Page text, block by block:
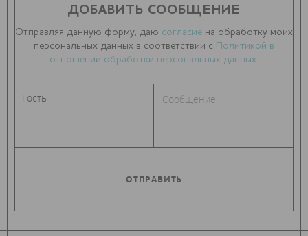
ДОБАВИТЬ СООБЩЕНИЕ
Отправляя данную форму, даю согласие на обработку моих
персональных данных в соответствии с
Политикой в
отношении обработки персональных данных.